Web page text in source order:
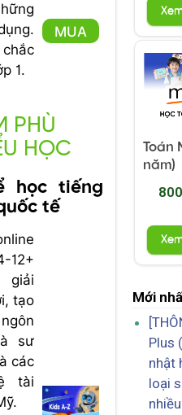
1.
MUA
PHÙ
HỌC
học tiếng
tế
12+
giải
tạo
sư
các
tài
Toán
năm)
Mới
Plus
nhật
loại